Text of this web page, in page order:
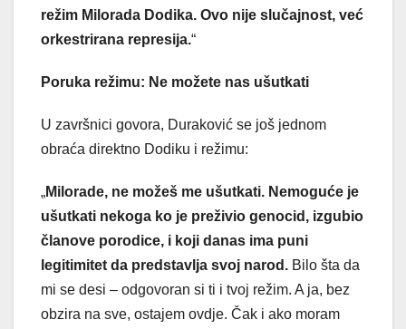
režim Milorada Dodika. Ovo nije slučajnost, već
orkestrirana represija.“
Poruka režimu: Ne možete nas ušutkati
U završnici govora, Duraković se još jednom
obraća direktno Dodiku i režimu:
„Milorade, ne možeš me ušutkati. Nemoguće je
ušutkati nekoga ko je preživio genocid, izgubio
članove porodice, i koji danas ima puni
legitimitet da predstavlja svoj narod. Bilo šta da
mi se desi – odgovoran si ti i tvoj režim. A ja, bez
obzira na sve, ostajem ovdje. Čak i ako moram